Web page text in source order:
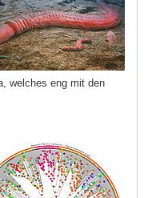
welches eng mit den